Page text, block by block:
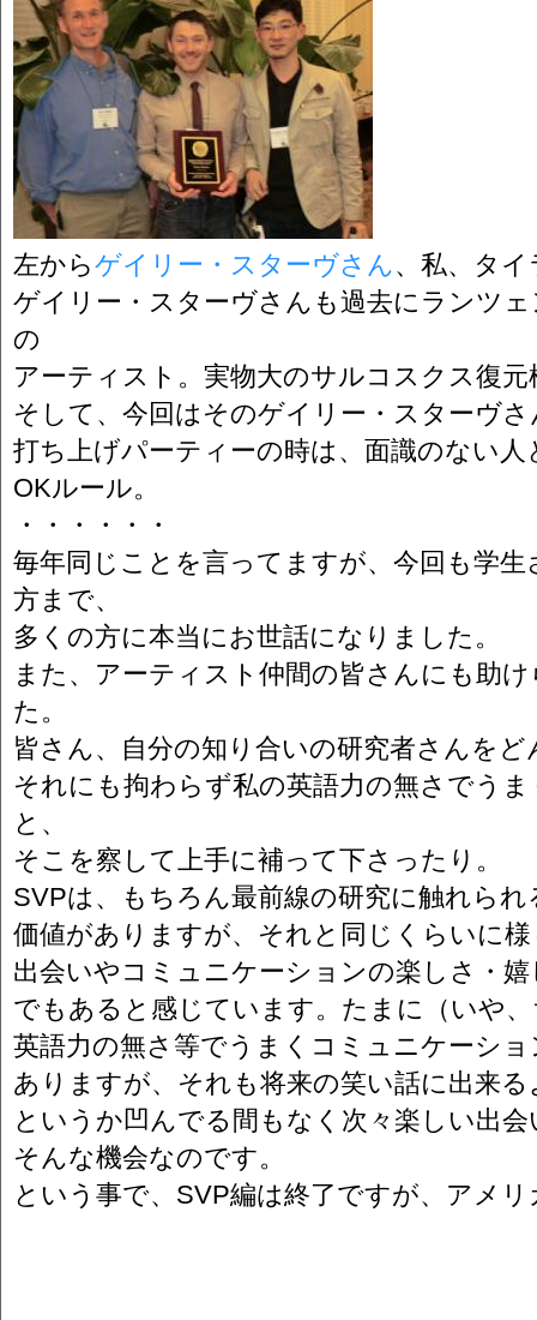
左からゲイリー・スターヴさん、私、タ
ゲイリー・スターヴさんも過去にランツ
の
アーティスト。実物大のサルコスクス復
そして、今回はそのゲイリー・スターヴ
打ち上げパーティーの時は、面識のない
OKルール。
・・・・・・
毎年同じことを言ってますが、今回も学
方まで、
多くの方に本当にお世話になりました。
また、アーティスト仲間の皆さんにも助
た。
皆さん、自分の知り合いの研究者さんを
それにも拘わらず私の英語力の無さでう
と、
そこを察して上手に補って下さったり。
SVPは、もちろん最前線の研究に触れら
価値がありますが、それと同じくらいに
出会いやコミュニケーションの楽しさ・
でもあると感じています。たまに（いや
英語力の無さ等でうまくコミュニケーシ
ありますが、それも将来の笑い話に出来
というか凹んでる間もなく次々楽しい出
そんな機会なのです。
という事で、SVP編は終了ですが、アメ